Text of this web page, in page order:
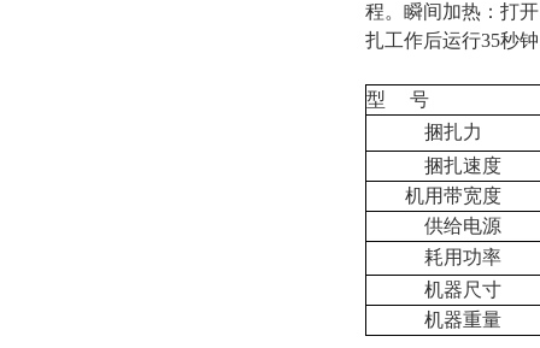
程。瞬间加热：打
扎工作后运行35秒
型 号
捆扎力
捆扎速度
机用带宽度
供给电源
耗用功率
机器尺寸
机器重量